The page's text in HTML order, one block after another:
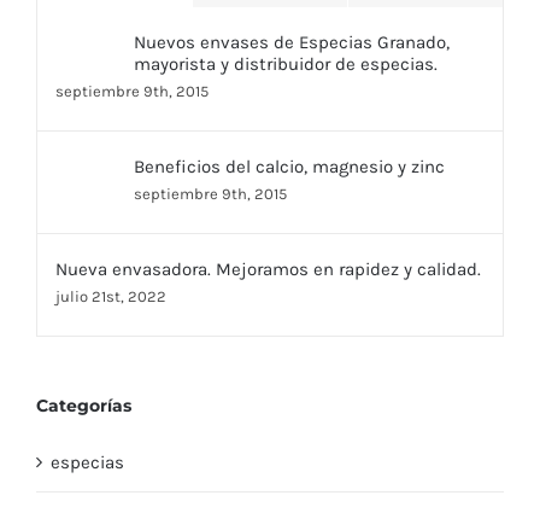
Nuevos envases de Especias Granado,
mayorista y distribuidor de especias.
septiembre 9th, 2015
Beneficios del calcio, magnesio y zinc
septiembre 9th, 2015
Nueva envasadora. Mejoramos en rapidez y calidad.
julio 21st, 2022
Categorías
especias